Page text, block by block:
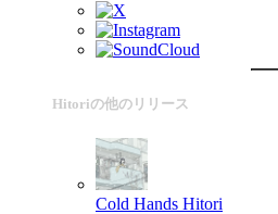
Hitoriの他のリリース
Cold Hands Hitori